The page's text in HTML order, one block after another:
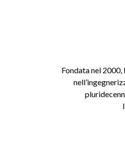
Fondata nel